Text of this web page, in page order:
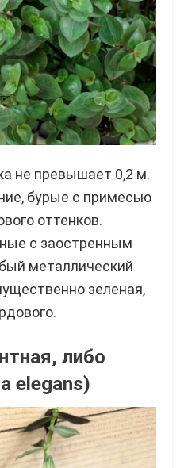
не превышает 0,2 м.
бурые с примесью
оттенков.
с заостренным
металлический
зеленая,
либо
elegans)